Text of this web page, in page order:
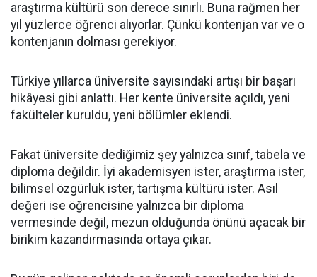
araştırma kültürü son derece sınırlı. Buna rağmen her
yıl yüzlerce öğrenci alıyorlar. Çünkü kontenjan var ve o
kontenjanın dolması gerekiyor.
Türkiye yıllarca üniversite sayısındaki artışı bir başarı
hikâyesi gibi anlattı. Her kente üniversite açıldı, yeni
fakülteler kuruldu, yeni bölümler eklendi.
Fakat üniversite dediğimiz şey yalnızca sınıf, tabela ve
diploma değildir. İyi akademisyen ister, araştırma ister,
bilimsel özgürlük ister, tartışma kültürü ister. Asıl
değeri ise öğrencisine yalnızca bir diploma
vermesinde değil, mezun olduğunda önünü açacak bir
birikim kazandırmasında ortaya çıkar.